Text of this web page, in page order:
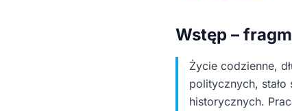
Wstęp –
Życie codzienne,
politycznych,
historycznych.